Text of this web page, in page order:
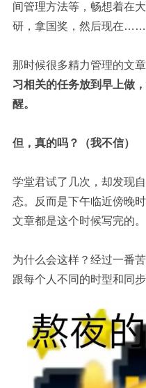
间管理方法等，畅想着在
研，拿国奖，然后现在……
那时候很多精力管理的文章
习相关的任务放到早上做
醒。
但，真的吗？（我不信）
学堂君试了几次，却发现
态。反而是下午临近傍晚
文章都是这个时候写完的。
为什么会这样？经过一番
跟每个人不同的时型和同步